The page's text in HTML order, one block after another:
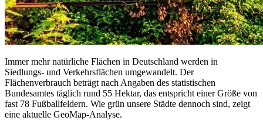
Immer mehr natürliche Flächen in Deutschland werden in
Siedlungs- und Verkehrsflächen umgewandelt. Der
Flächenverbrauch beträgt nach Angaben des statistischen
Bundesamtes täglich rund 55 Hektar, das entspricht einer Größe von
fast 78 Fußballfeldern. Wie grün unsere Städte dennoch sind, zeigt
eine aktuelle GeoMap-Analyse.